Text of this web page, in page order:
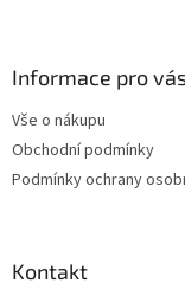
Informace pro
Vše o nákupu
Obchodní podmínky
Podmínky ochrany
Kontakt